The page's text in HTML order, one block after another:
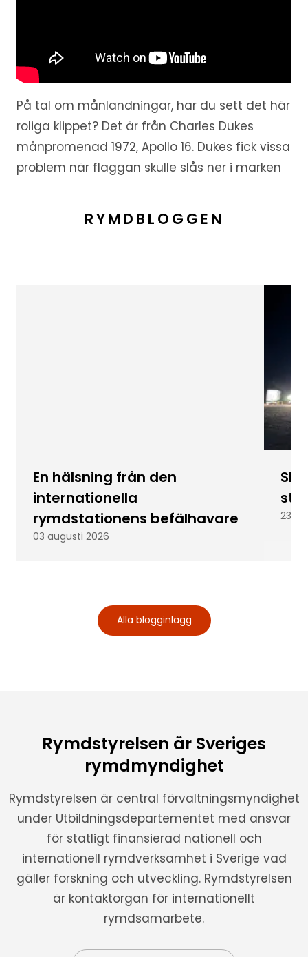
På tal om månlandningar, har du sett det här
roliga klippet? Det är från Charles Dukes
månpromenad 1972, Apollo 16. Dukes fick vissa
problem när flaggan skulle slås ner i marken
RYMDBLOGGEN
En hälsning från den
internationella
rymdstationens befälhavare
03 augusti 2026
23
Alla blogginlägg
Rymdstyrelsen är Sveriges
rymdmyndighet
Rymdstyrelsen är central förvaltningsmyndighet
under Utbildningsdepartementet med ansvar
för statligt finansierad nationell och
internationell rymdverksamhet i Sverige vad
gäller forskning och utveckling. Rymdstyrelsen
är kontaktorgan för internationellt
rymdsamarbete.